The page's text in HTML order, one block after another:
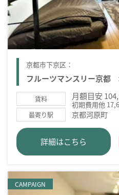
京都市下京区：
フルーツマンスリー京都
賃料 月額目安
初期費用他
最寄り駅 京都河原町
詳細はこちら
CAMPAIGN